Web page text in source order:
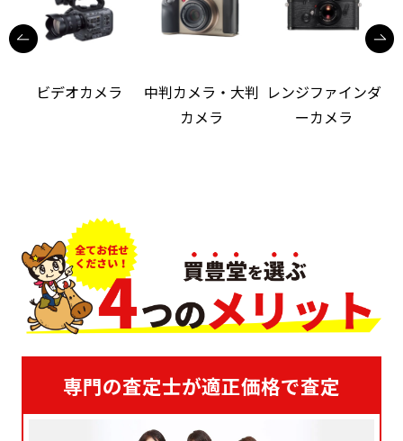
ビデオカメラ
中判カメラ・大判
カメラ
レンジファインダ
ーカメラ
専門の査定士が適正価格で査定